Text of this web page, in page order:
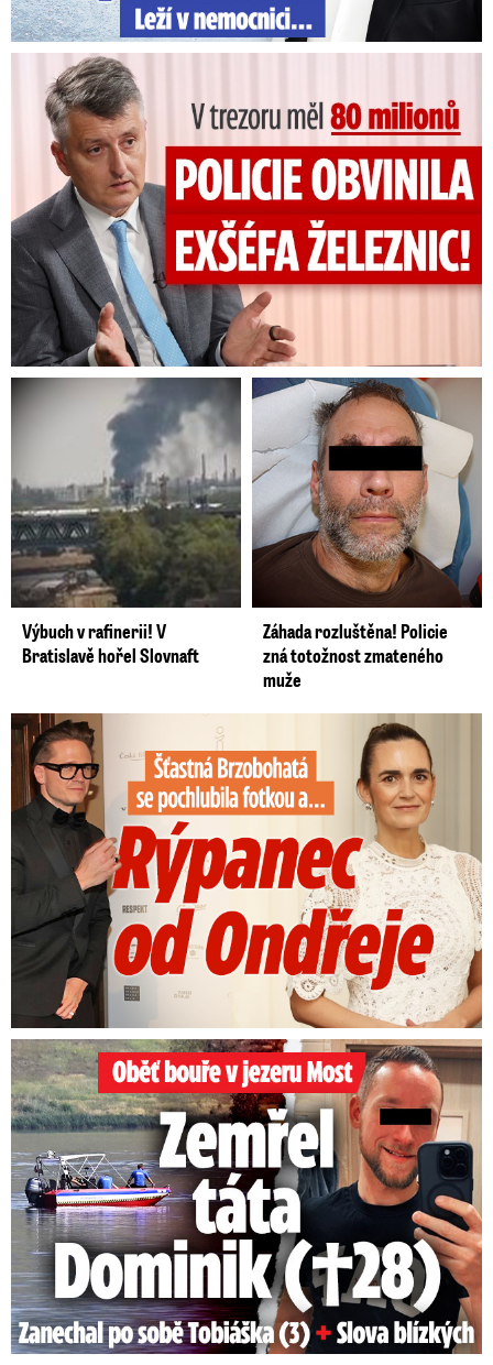
V trezoru měl 80 milionů: Policie obvinila exšéfa železnic!
Výbuch v rafinerii! V
Bratislavě hořel Slovnaft
Záhada rozluštěna! Policie
zná totožnost zmateného
muže
Šťastná Brzobohatá se pochlubila fotkou: Rýpanec od Ondřeje
Oběť bouře v jezeru Most: Zemřel táta Dominik (†28)